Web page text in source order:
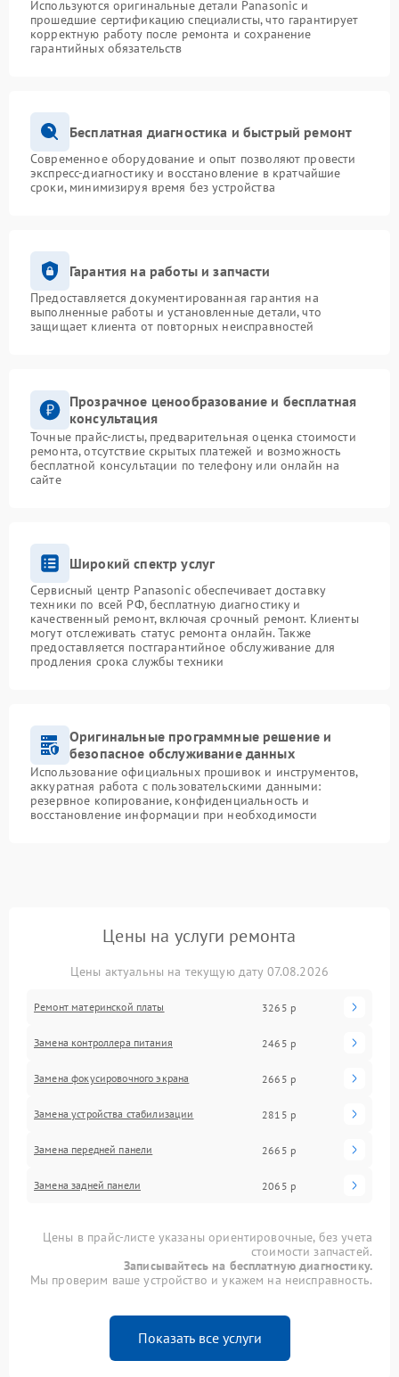
Используются оригинальные детали Panasonic и
прошедшие сертификацию специалисты, что гарантирует
корректную работу после ремонта и сохранение
гарантийных обязательств
Бесплатная диагностика и быстрый ремонт
Современное оборудование и опыт позволяют провести
экспресс-диагностику и восстановление в кратчайшие
сроки, минимизируя время без устройства
Гарантия на работы и запчасти
Предоставляется документированная гарантия на
выполненные работы и установленные детали, что
защищает клиента от повторных неисправностей
Прозрачное ценообразование и бесплатная
консультация
Точные прайс-листы, предварительная оценка стоимости
ремонта, отсутствие скрытых платежей и возможность
бесплатной консультации по телефону или онлайн на
сайте
Широкий спектр услуг
Сервисный центр Panasonic обеспечивает доставку
техники по всей РФ, бесплатную диагностику и
качественный ремонт, включая срочный ремонт. Клиенты
могут отслеживать статус ремонта онлайн. Также
предоставляется постгарантийное обслуживание для
продления срока службы техники
Оригинальные программные решение и
безопасное обслуживание данных
Использование официальных прошивок и инструментов,
аккуратная работа с пользовательскими данными:
резервное копирование, конфиденциальность и
восстановление информации при необходимости
Цены на услуги ремонта
Цены актуальны на текущую дату 07.08.2026
Ремонт материнской платы 3265 р
Замена контроллера питания 2465 р
Замена фокусировочного экрана 2665 р
Замена устройства стабилизации 2815 р
Замена передней панели 2665 р
Замена задней панели 2065 р
Цены в прайс-листе указаны ориентировочные, без учета
стоимости запчастей.
Записывайтесь на бесплатную диагностику.
Мы проверим ваше устройство и укажем на неисправность.
Показать все услуги